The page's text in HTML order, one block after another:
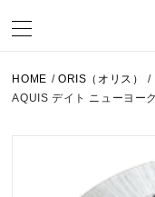
HOME / ORIS（オリス）
/
AQUIS デイト ニューヨー